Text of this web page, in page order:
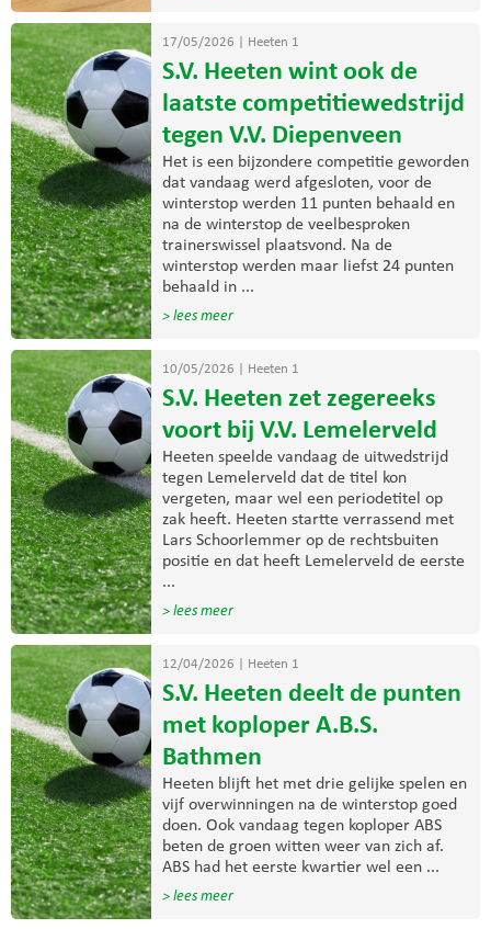
17/05/2026 Heeten 1
S.V. Heeten wint ook de
laatste competitiewedstrijd
tegen V.V. Diepenveen
Het is een bijzondere competitie geworden
dat vandaag werd afgesloten, voor de
winterstop werden 11 punten behaald en
na de winterstop de veelbesproken
trainerswissel plaatsvond. Na de
winterstop werden maar liefst 24 punten
behaald in ...
> lees meer
10/05/2026 Heeten 1
S.V. Heeten zet zegereeks
voort bij V.V. Lemelerveld
Heeten speelde vandaag de uitwedstrijd
tegen Lemelerveld dat de titel kon
vergeten, maar wel een periodetitel op
zak heeft. Heeten startte verrassend met
Lars Schoorlemmer op de rechtsbuiten
positie en dat heeft Lemelerveld de eerste
...
> lees meer
12/04/2026 Heeten 1
S.V. Heeten deelt de punten
met koploper A.B.S.
Bathmen
Heeten blijft het met drie gelijke spelen en
vijf overwinningen na de winterstop goed
doen. Ook vandaag tegen koploper ABS
beten de groen witten weer van zich af.
ABS had het eerste kwartier wel een ...
> lees meer